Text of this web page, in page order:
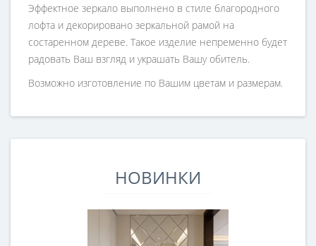
Эффектное зеркало выполнено в стиле благородного
лофта и декорировано зеркальной рамой на
состаренном дереве. Такое изделие непременно будет
радовать Ваш взгляд и украшать Вашу обитель.
Возможно изготовление по Вашим цветам и размерам.
НОВИНКИ